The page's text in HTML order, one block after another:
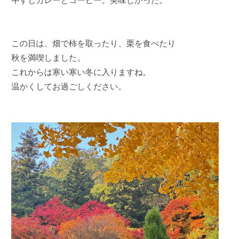
この日は、畑で柿を取ったり、栗を食べたり
秋を満喫しました。
これからは寒い寒い冬に入りますね。
温かくしてお過ごしください。